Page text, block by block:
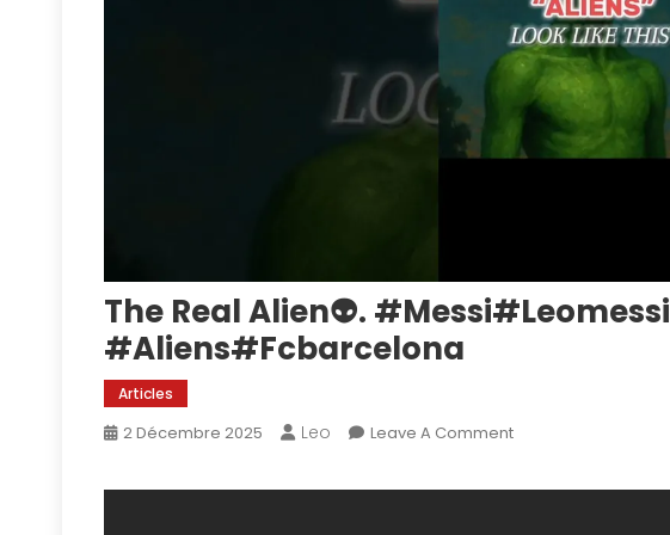
The Real Alien👽.
#aliens#fcbarcelona
Articles
2 Décembre 2025 Leo Leave A CommentOn
Real